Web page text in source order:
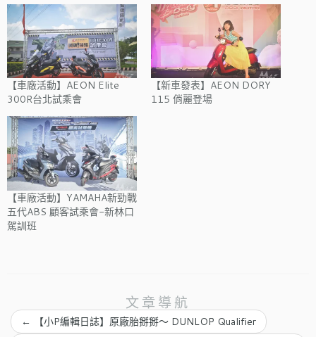
【車廠活動】AEON Elite
300R台北試乘會
【新車發表】AEON DORY
115 俏麗登場
【車廠活動】YAMAHA新勁戰
五代ABS 顧客試乘會-新林口
駕訓班
文章導航
← 【小P編輯日誌】原廠胎掰掰～ DUNLOP Qualifier